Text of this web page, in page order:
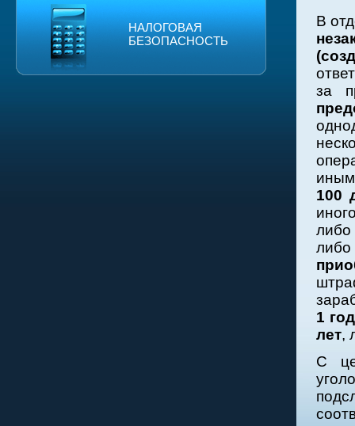
НАЛОГОВАЯ
БЕЗОПАСНОСТЬ
В
за
100
1
лет,
С